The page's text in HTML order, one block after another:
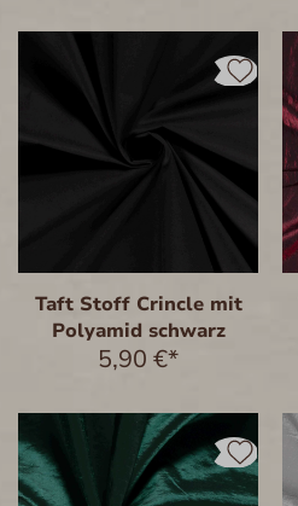
Taft Stoff Crincle mit
Polyamid schwarz
5,90 €*